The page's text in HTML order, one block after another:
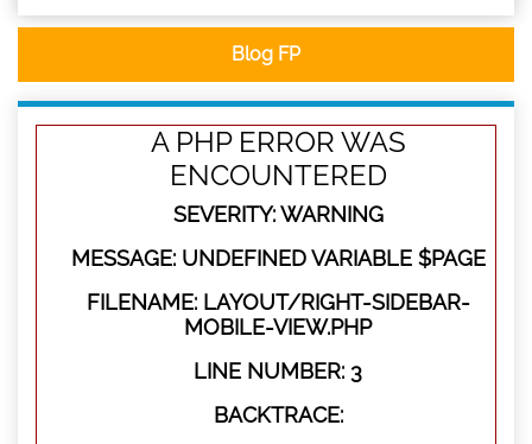
Blog FP
A PHP ERROR WAS
ENCOUNTERED
SEVERITY: WARNING
MESSAGE: UNDEFINED VARIABLE $PAGE
FILENAME: LAYOUT/RIGHT-SIDEBAR-
MOBILE-VIEW.PHP
LINE NUMBER: 3
BACKTRACE: